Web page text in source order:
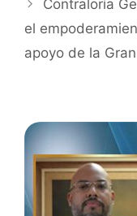
Contraloría
el
apoyo de la